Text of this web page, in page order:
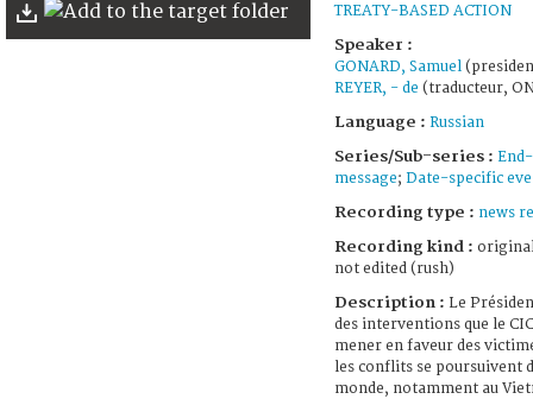
minutes,
29
TREATY-BASED ACTION
Speaker :
GONARD, Samuel
REYER, - de (traducteur,
Language : Russian
Series/Sub-series :
message; Date-specific
Recording type : news
Recording kind :
not edited (rush)
Description : Le
des interventions que le
mener en faveur des
les conflits se poursuivent
monde, notamment au